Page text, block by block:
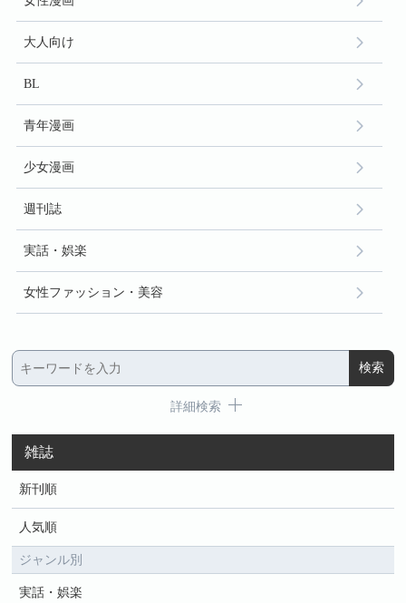
大人向け
BL
青年漫画
少女漫画
週刊誌
実話・娯楽
女性ファッション・美容
詳細検索
雑誌
新刊順
人気順
ジャンル別
実話・娯楽